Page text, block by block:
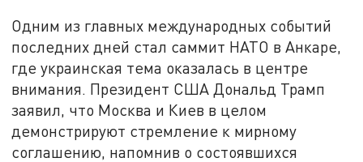
Одним из главных международных событий
последних дней стал саммит НАТО в Анкаре,
где украинская тема оказалась в центре
внимания. Президент США Дональд Трамп
заявил, что Москва и Киев в целом
демонстрируют стремление к мирному
соглашению, напомнив о состоявшихся